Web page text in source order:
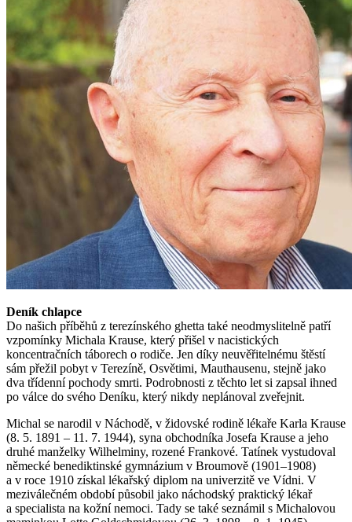
Deník chlapce
Do našich příběhů z terezínského ghetta také neodmyslitelně patří
vzpomínky Michala Krause, který přišel v nacistických
koncentračních táborech o rodiče. Jen díky neuvěřitelnému štěstí
sám přežil pobyt v Terezíně, Osvětimi, Mauthausenu, stejně jako
dva třídenní pochody smrti. Podrobnosti z těchto let si zapsal ihned
po válce do svého Deníku, který nikdy neplánoval zveřejnit.
Michal se narodil v Náchodě, v židovské rodině lékaře Karla Krause
(8. 5. 1891 – 11. 7. 1944), syna obchodníka Josefa Krause a jeho
druhé manželky Wilhelminy, rozené Frankové. Tatínek vystudoval
německé benediktinské gymnázium v Broumově (1901–1908)
a v roce 1910 získal lékařský diplom na univerzitě ve Vídni. V
meziválečném období působil jako náchodský praktický lékař
a specialista na kožní nemoci. Tady se také seznámil s Michalovou